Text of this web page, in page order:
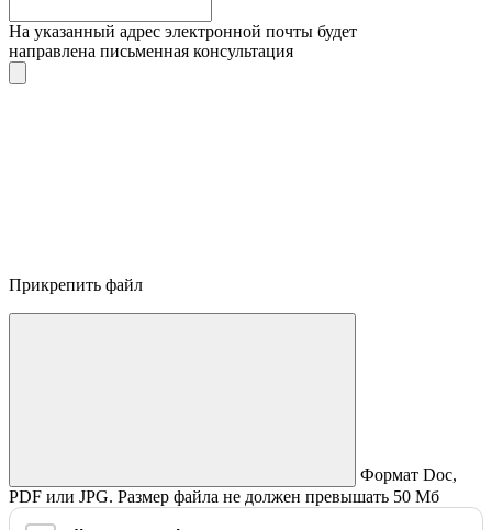
На указанный адрес электронной почты будет
направлена письменная консультация
Прикрепить файл
Формат Doc,
PDF или JPG. Размер файла не должен превышать 50 Мб